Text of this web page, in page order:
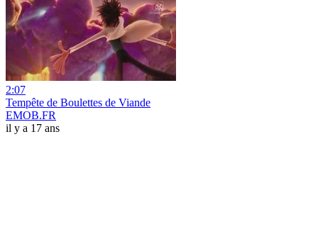
2:07
Tempête de Boulettes de Viande
EMOB.FR
il y a 17 ans